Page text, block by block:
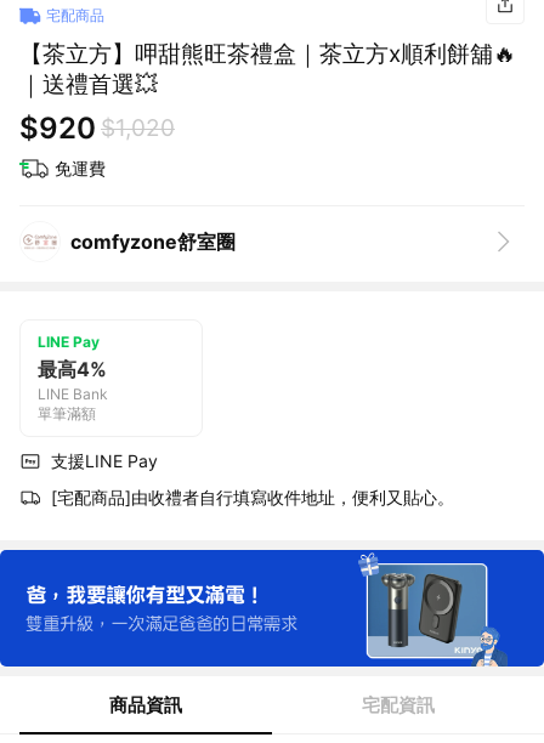
宅配商品
【茶立方】呷甜熊旺茶禮盒｜茶立方x順利餅舖🔥
｜送禮首選💥
$920 $1,020
免運費
comfyzone舒室圈
LINE Pay
最高4%
LINE Bank
單筆滿額
支援LINE Pay
[宅配商品]由收禮者自行填寫收件地址，便利又貼心。
商品資訊 宅配資訊